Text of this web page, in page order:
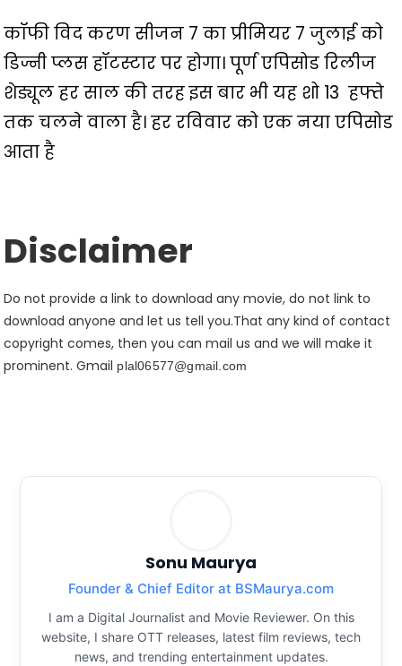
कॉफी विद करण सीजन 7 का प्रीमियर 7 जुलाई को
डिज्नी प्लस हॉटस्टार पर होगा।पूर्ण एपिसोड रिलीज
शेड्यूलहर साल की तरह इस बार भी यह शो 13 हफ्ते
तक चलने वाला है। हर रविवार को एक नया एपिसोड
आता है
Disclaimer
Do not provide a link to download any movie, do not link to
download anyone and let us tell you.That any kind of contact
copyright comes, then you can mail us and we will make it
prominent. Gmail plal06577@gmail.com
Sonu Maurya
Founder & Chief Editor at BSMaurya.com
I am a Digital Journalist and Movie Reviewer. On this
website, I share OTT releases, latest film reviews, tech
news, and trending entertainment updates.